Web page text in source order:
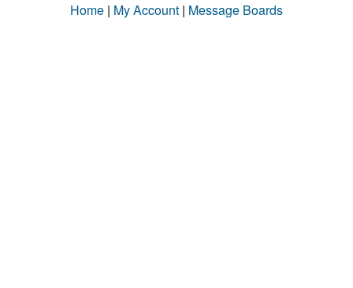
Home | My Account | Message Boards